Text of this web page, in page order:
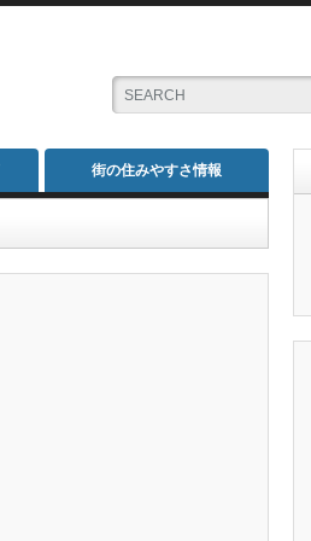
街の住みやすさ情報